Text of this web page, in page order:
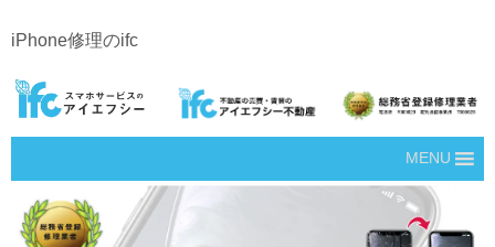
iPhone修理のifc
MENU